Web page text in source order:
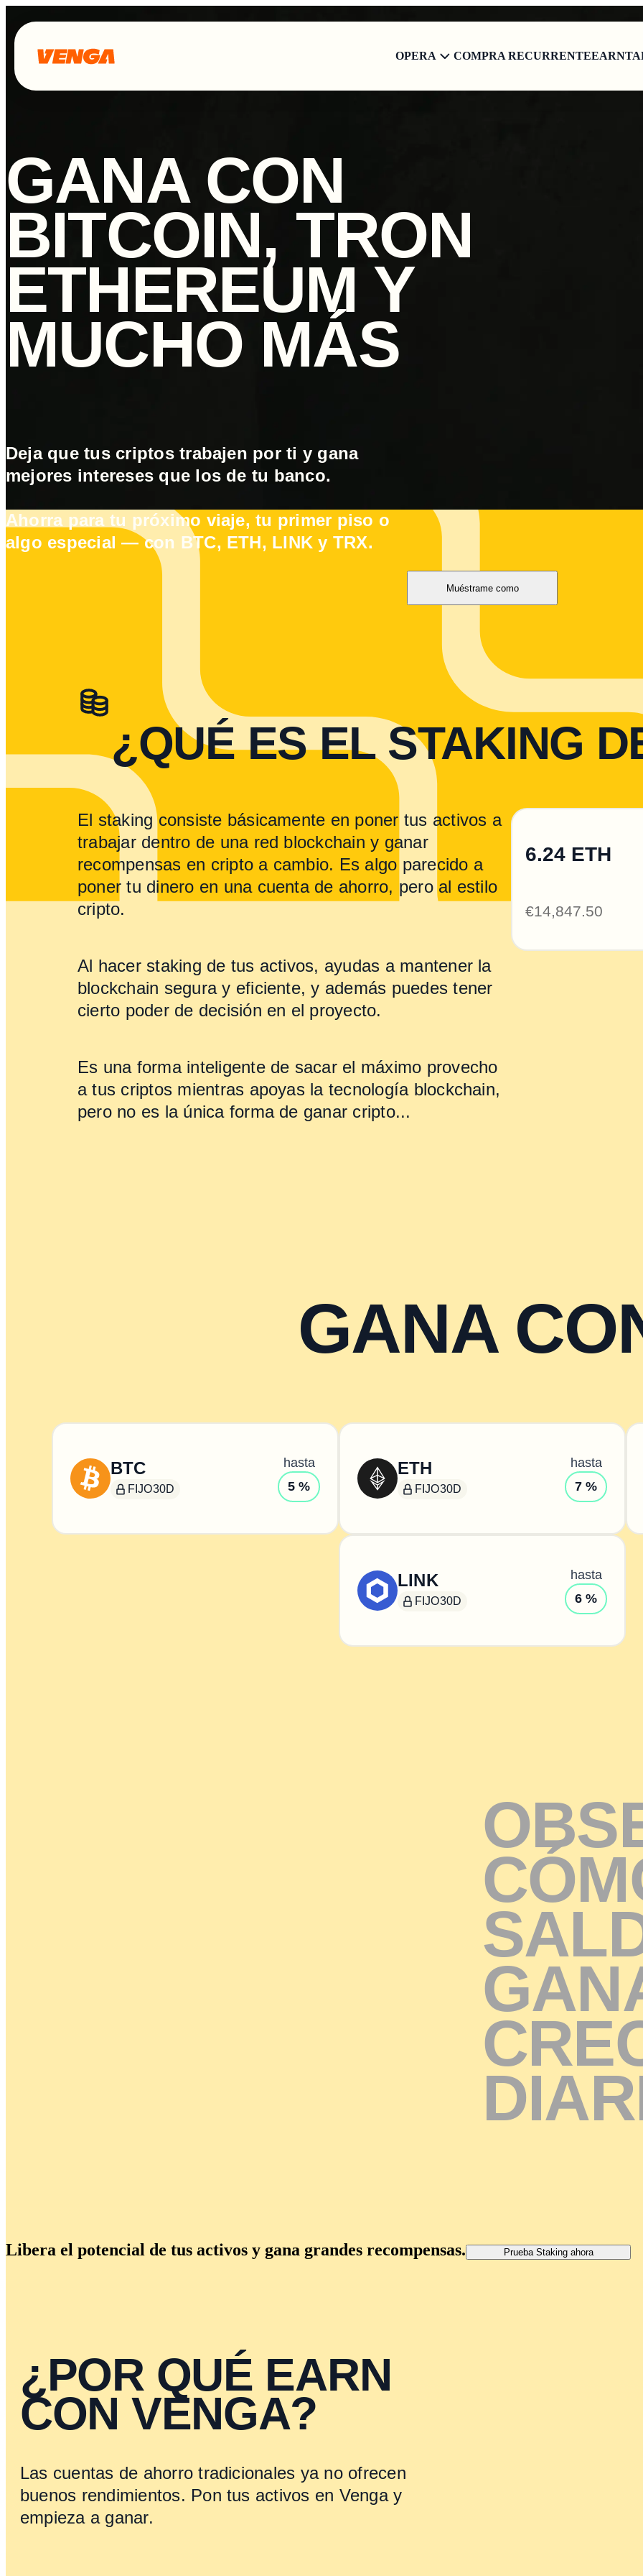
OPERA COMPRA RECURRENTEEARN
GANA CON
BITCOIN, TRON
ETHEREUM Y
MUCHO MÁS
Deja que tus criptos trabajen por ti y gana
mejores intereses que los de tu banco.
Ahorra para tu próximo viaje, tu primer piso o
algo especial — con BTC, ETH, LINK y TRX.
Muéstrame como
¿QUÉ ES EL STAKING
El staking consiste básicamente en poner tus activos a
trabajar dentro de una red blockchain y ganar
recompensas en cripto a cambio. Es algo parecido a
poner tu dinero en una cuenta de ahorro, pero al estilo
cripto.
Al hacer staking de tus activos, ayudas a mantener la
blockchain segura y eficiente, y además puedes tener
cierto poder de decisión en el proyecto.
Es una forma inteligente de sacar el máximo provecho
a tus criptos mientras apoyas la tecnología blockchain,
pero no es la única forma de ganar cripto...
6.24 ETH
€14,847.50
GANA
BTC
FIJO30D
hasta
5 %
ETH
FIJO30D
hasta
7 %
LINK
FIJO30D
hasta
6 %
OBS
CÓM
SAL
GAN
CRE
DIAR
Libera el potencial de tus activos y gana grandes recompensas. Prueba Staking ahora
¿POR QUÉ EARN
CON VENGA?
Las cuentas de ahorro tradicionales ya no ofrecen
buenos rendimientos. Pon tus activos en Venga y
empieza a ganar.